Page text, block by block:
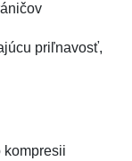
priľnavosť,
kompresii